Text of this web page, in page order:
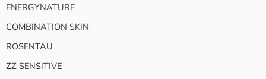
ENERGYNATURE
COMBINATION SKIN
ROSENTAU
ZZ SENSITIVE